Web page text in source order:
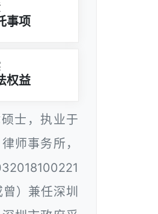
事项
权益
士，执业于
师事务所，
）兼任深圳